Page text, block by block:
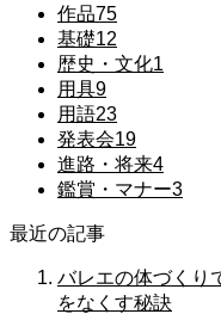
作品75
基礎12
歴史・文化1
用具9
用語23
発表会19
進路・将来4
鑑賞・マナー3
最近の記事
バレエの体づくり
をなくす秘訣